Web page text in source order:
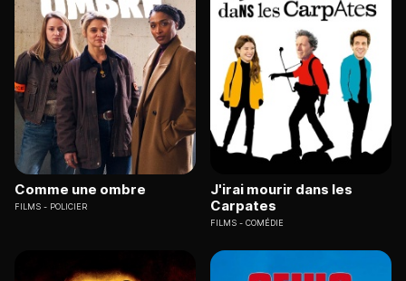
Comme une ombre
FILMS POLICIER
J'irai mourir dans les
Carpates
FILMS COMÉDIE